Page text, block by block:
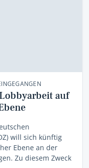
auf
will sich künftig
Ebene an der
Zu diesem Zweck